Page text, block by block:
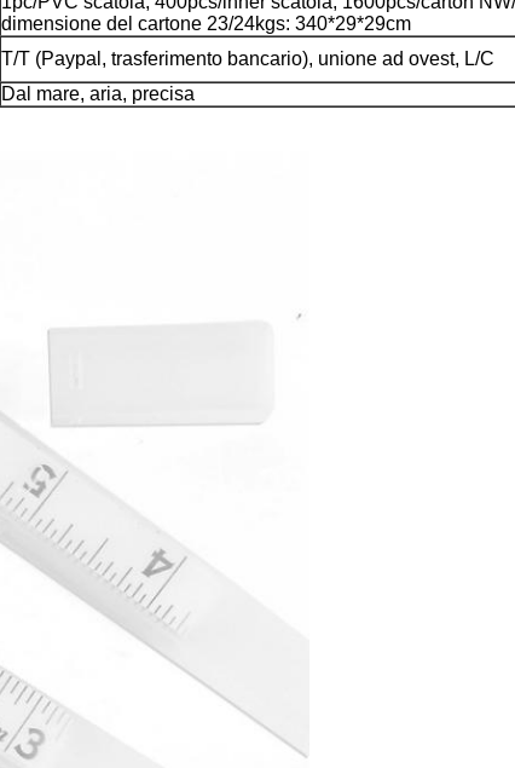
dimensione del cartone 23/24kgs: 340*29*29cm
T/T (Paypal, trasferimento bancario), unione ad ovest, L/C
Dal mare, aria, precisa